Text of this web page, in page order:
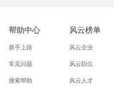
帮助中心
新手上路
常见问题
搜索帮助
风云榜单
风云企业
风云职位
风云人才